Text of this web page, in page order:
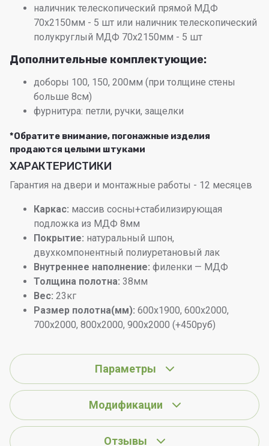
наличник телескопический прямой МДФ
70х2150мм - 5 шт или наличник телескопический
полукруглый МДФ 70х2150мм - 5 шт
Дополнительные комплектующие:
доборы 100, 150, 200мм (при толщине стены
больше 8см)
фурнитура: петли, ручки, защелки
*Обратите внимание, погонажные изделия
продаются целыми штуками
ХАРАКТЕРИСТИКИ
Гарантия на двери и монтажные работы - 12 месяцев
Каркас: массив сосны+стабилизирующая
подложка из МДФ 8мм
Покрытие: натуральный шпон,
двухкомпонентный полиуретановый лак
Внутреннее наполнение: филенки — МДФ
Толщина полотна: 38мм
Вес: 23кг
Размер полотна(мм): 600х1900, 600х2000,
700х2000, 800х2000, 900х2000 (+450руб)
Параметры
Модификации
Отзывы